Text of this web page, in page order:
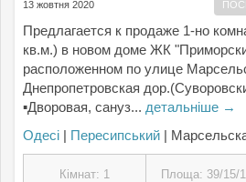
13 жовтня 2020
Предлагается к продаже 1-но
кв.м.) в новом доме ЖК
расположенном по улице
Днепропетровская
▪Дворовая, сануз... детальніше →
Одесі | Пересипський |
Кімнат: 1 Площа: 39/15/